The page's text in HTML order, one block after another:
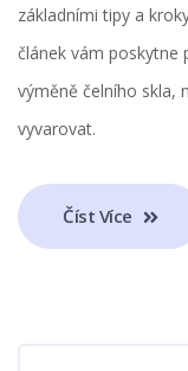
základními tipy a
článek vám poskytne
výměně čelního skla,
vyvarovat.
Číst Více